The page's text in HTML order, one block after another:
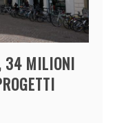
34 MILIONI